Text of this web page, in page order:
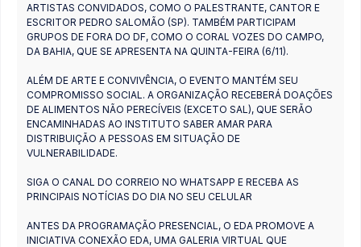
ARTISTAS CONVIDADOS, COMO O PALESTRANTE, CANTOR E
ESCRITOR PEDRO SALOMÃO (SP). TAMBÉM PARTICIPAM
GRUPOS DE FORA DO DF, COMO O CORAL VOZES DO CAMPO,
DA BAHIA, QUE SE APRESENTA NA QUINTA-FEIRA (6/11).
ALÉM DE ARTE E CONVIVÊNCIA, O EVENTO MANTÉM SEU
COMPROMISSO SOCIAL. A ORGANIZAÇÃO RECEBERÁ DOAÇÕES
DE ALIMENTOS NÃO PERECÍVEIS (EXCETO SAL), QUE SERÃO
ENCAMINHADAS AO INSTITUTO SABER AMAR PARA
DISTRIBUIÇÃO A PESSOAS EM SITUAÇÃO DE
VULNERABILIDADE.
SIGA O CANAL DO CORREIO NO WHATSAPP E RECEBA AS
PRINCIPAIS NOTÍCIAS DO DIA NO SEU CELULAR
ANTES DA PROGRAMAÇÃO PRESENCIAL, O EDA PROMOVE A
INICIATIVA CONEXÃO EDA, UMA GALERIA VIRTUAL QUE